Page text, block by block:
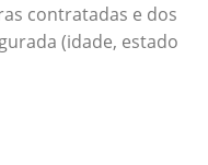
contratadas e dos
(idade, estado